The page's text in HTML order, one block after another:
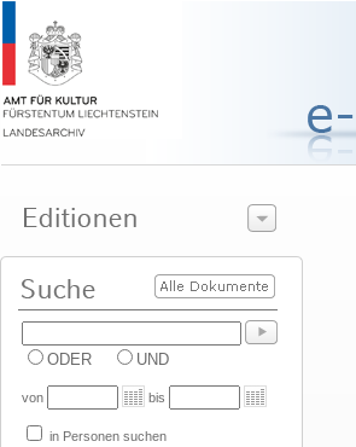
ODER UND
von bis
in Personen suchen